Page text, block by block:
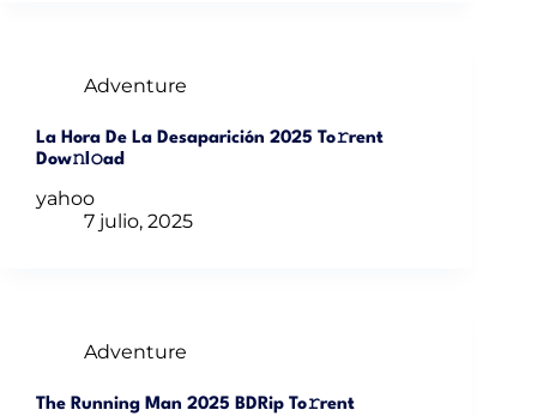
Adventure
La Hora De La Desaparición 2025 To𝚛rent
Dow𝚗l𝚘ad
yahoo
7 julio, 2025
Adventure
The Running Man 2025 BDRip To𝚛rent